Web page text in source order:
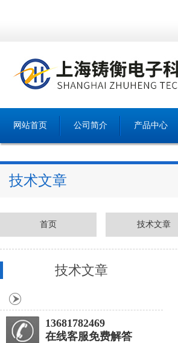
网站首页 公司简介 产品中心
技术文章
首页 技术文章
技术文章
13681782469
在线客服免费解答